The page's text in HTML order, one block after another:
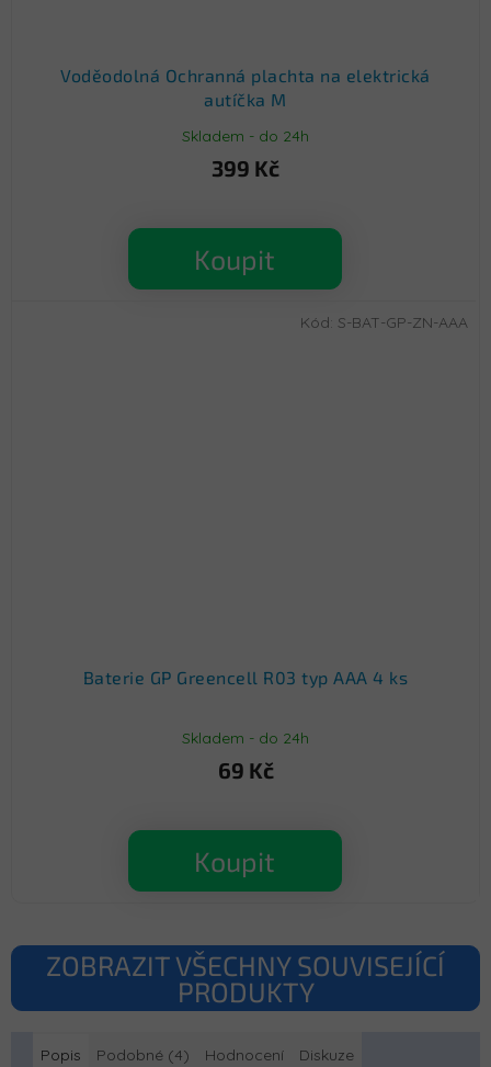
Voděodolná Ochranná plachta na elektrická
autíčka M
Skladem - do 24h
399 Kč
Koupit
Baterie GP Greencell R03 typ AAA 4 ks
Skladem - do 24h
69 Kč
Koupit
Kód: S-BAT-GP-ZN-AAA
ZOBRAZIT VŠECHNY SOUVISEJÍCÍ
PRODUKTY
Popis Podobné (4) Hodnocení Diskuze